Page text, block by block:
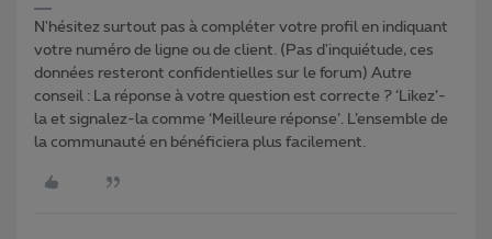
N'hésitez surtout pas à compléter votre profil en indiquant
votre numéro de ligne ou de client. (Pas d'inquiétude, ces
données resteront confidentielles sur le forum) Autre
conseil : La réponse à votre question est correcte ? ‘Likez’-
la et signalez-la comme ‘Meilleure réponse’. L’ensemble de
la communauté en bénéficiera plus facilement.